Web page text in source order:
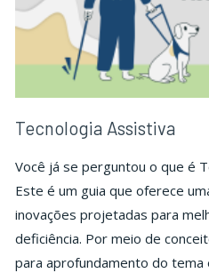
Tecnologia Assistiva
Você já se perguntou o que é
Este é um guia que oferece
inovações projetadas para
deficiência. Por meio de
para aprofundamento do tema